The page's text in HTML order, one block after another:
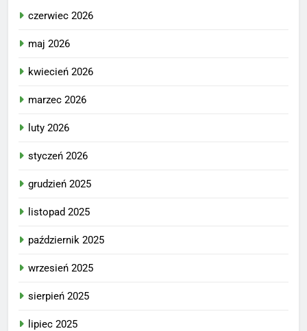
czerwiec 2026
maj 2026
kwiecień 2026
marzec 2026
luty 2026
styczeń 2026
grudzień 2025
listopad 2025
październik 2025
wrzesień 2025
sierpień 2025
lipiec 2025